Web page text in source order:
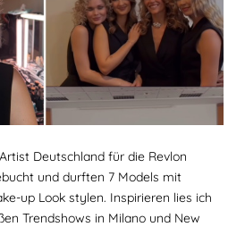
Deutschland für die Revlon
und durften 7 Models mit
up Look stylen. Inspirieren lies ich
Trendshows in Milano und New